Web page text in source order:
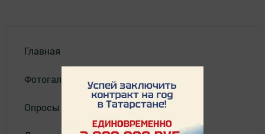
Главная
Фотогалереи
Опросы